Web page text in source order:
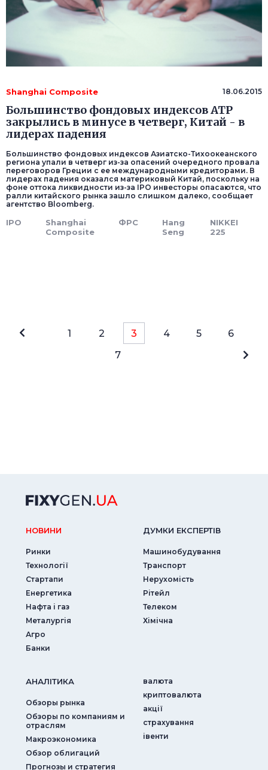
Shanghai Composite 18.06.2015
Большинство фондовых индексов АТР
закрылись в минусе в четверг, Китай - в
лидерах падения
Большинство фондовых индексов Азиатско-Тихоокеанского
региона упали в четверг из-за опасений очередного провала
переговоров Греции с ее международными кредиторами. В
лидерах падения оказался материковый Китай, поскольку на
фоне оттока ликвидности из-за IPO инвесторы опасаются, что
ралли китайского рынка зашло слишком далеко, сообщает
агентство Bloomberg.
IPO
Shanghai
Composite
ФРС
Hang
Seng
NIKKEI
225
1 2 3 4 5
6
7
НОВИНИ
Ринки
Технології
Стартапи
Енергетика
Нафта і газ
Металургія
Агро
Банки
ДУМКИ ЕКСПЕРТIВ
Машинобудування
Транспорт
Нерухомість
Рітейл
Телеком
Хімічна
АНАЛIТИКА
Обзоры рынка
Обзоры по компаниям и
отраслям
Макроэкономика
Обзор облигаций
Прогнозы и стратегия
валюта
криптовалюта
акції
страхування
iвенти